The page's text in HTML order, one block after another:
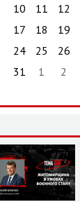
10
11 12
17
18 19
24
25 26
31
1 2